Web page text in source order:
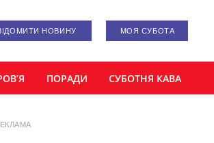
НОВИНУ МОЯ СУБОТА
ПОРАДИ СУБОТНЯ КАВА